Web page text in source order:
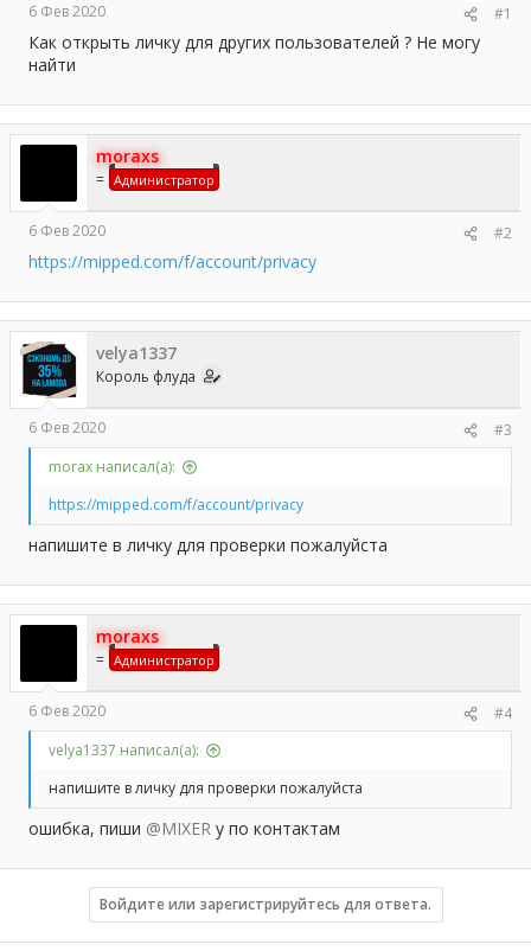
ы
а
6 Фев 2020 #1
Как открыть личку для других пользователей ? Не могу
найти
moraxs
= Администратор
6 Фев 2020 #2
https://mipped.com/f/account/privacy
velya1337
Король флуда
6 Фев 2020
#3
morax написал(а):
https://mipped.com/f/account/privacy
напишите в личку для проверки пожалуйста
moraxs
= Администратор
6 Фев 2020
#4
velya1337 написал(а):
напишите в личку для проверки пожалуйста
ошибка, пиши @MIXER у по контактам
Войдите или зарегистрируйтесь для ответа.